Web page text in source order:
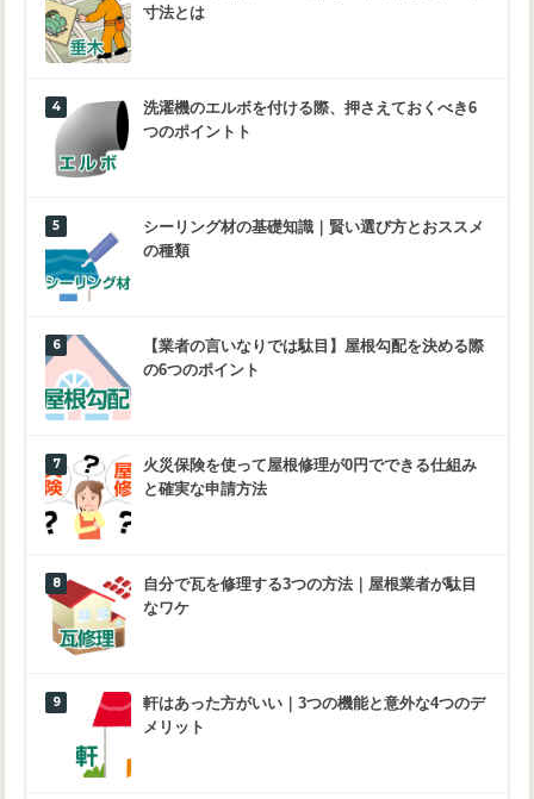
寸法とは
洗濯機のエルボを付ける際、押さえておくべき6
つのポイントト
シーリング材の基礎知識｜賢い選び方とおススメ
の種類
【業者の言いなりでは駄目】屋根勾配を決める際
の6つのポイント
火災保険を使って屋根修理が0円でできる仕組み
と確実な申請方法
自分で瓦を修理する3つの方法｜屋根業者が駄目
なワケ
軒はあった方がいい｜3つの機能と意外な4つのデ
メリット